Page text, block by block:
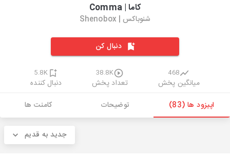
کاما | Comma
شنوباکس | Shenobox
دنبال کن
468
میانگین پخش
38.8K
تعداد پخش
5.8K
دنبال کننده
اپیزود ها (83)
توضیحات کامنت ها
جدید به قدیم